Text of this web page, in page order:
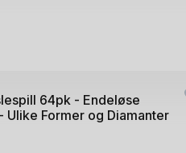
64pk - Endeløse
Ulike Former og Diamanter